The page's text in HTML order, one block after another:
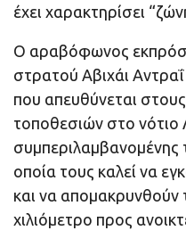
έχει χαρακτηρίσει
Ο αραβόφωνος
στρατού Αβιχάι
που απευθύνεται
τοποθεσιών στο νότιο
συμπεριλαμβανομένης
οποία τους καλεί να
και να απομακρυνθούν
χιλιόμετρο προς